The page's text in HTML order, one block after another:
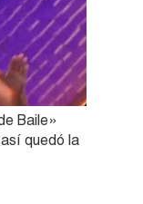
Baile»
quedó la